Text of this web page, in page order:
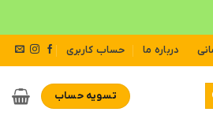
درباره ما حساب کاربری
تسویه حساب